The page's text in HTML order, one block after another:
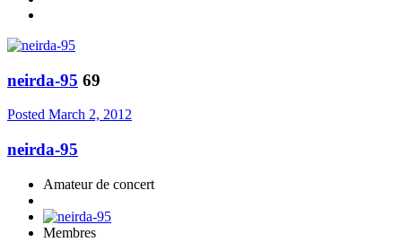
neirda-95 69
Posted March 2, 2012
neirda-95
Amateur de concert
Membres